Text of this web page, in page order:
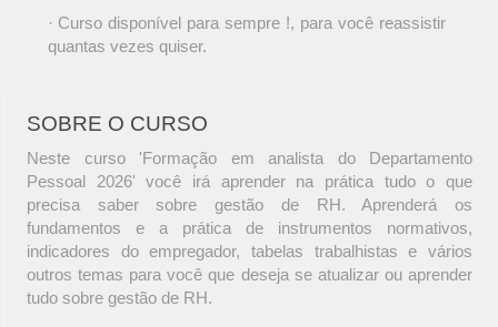
· Curso disponível para sempre !, para você reassistir
quantas vezes quiser.
SOBRE O CURSO
Neste curso 'Formação em analista do Departamento
Pessoal 2026' você irá aprender na prática tudo o que
precisa saber sobre gestão de RH. Aprenderá os
fundamentos e a prática de instrumentos normativos,
indicadores do empregador, tabelas trabalhistas e vários
outros temas para você que deseja se atualizar ou aprender
tudo sobre gestão de RH.